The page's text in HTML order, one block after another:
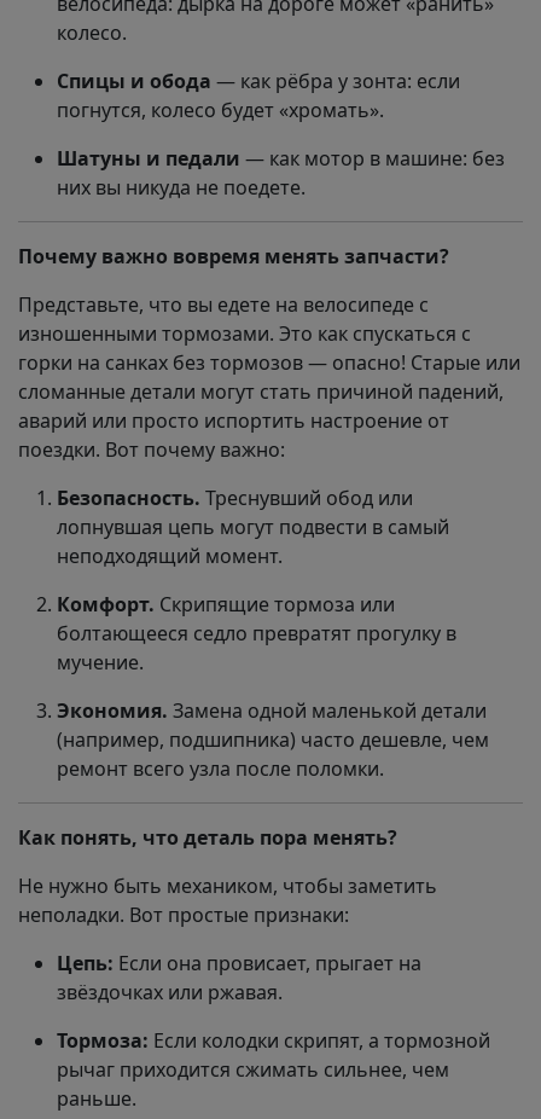
колесо.
Спицы и обода — как рёбра у зонта: если
погнутся, колесо будет «хромать».
Шатуны и педали — как мотор в машине: без
них вы никуда не поедете.
Почему важно вовремя менять запчасти?
Представьте, что вы едете на велосипеде с
изношенными тормозами. Это как спускаться с
горки на санках без тормозов — опасно! Старые или
сломанные детали могут стать причиной падений,
аварий или просто испортить настроение от
поездки. Вот почему важно:
Безопасность. Треснувший обод или
лопнувшая цепь могут подвести в самый
неподходящий момент.
Комфорт. Скрипящие тормоза или
болтающееся седло превратят прогулку в
мучение.
Экономия. Замена одной маленькой детали
(например, подшипника) часто дешевле, чем
ремонт всего узла после поломки.
Как понять, что деталь пора менять?
Не нужно быть механиком, чтобы заметить
неполадки. Вот простые признаки:
Цепь: Если она провисает, прыгает на
звёздочках или ржавая.
Тормоза: Если колодки скрипят, а тормозной
рычаг приходится сжимать сильнее, чем
раньше.